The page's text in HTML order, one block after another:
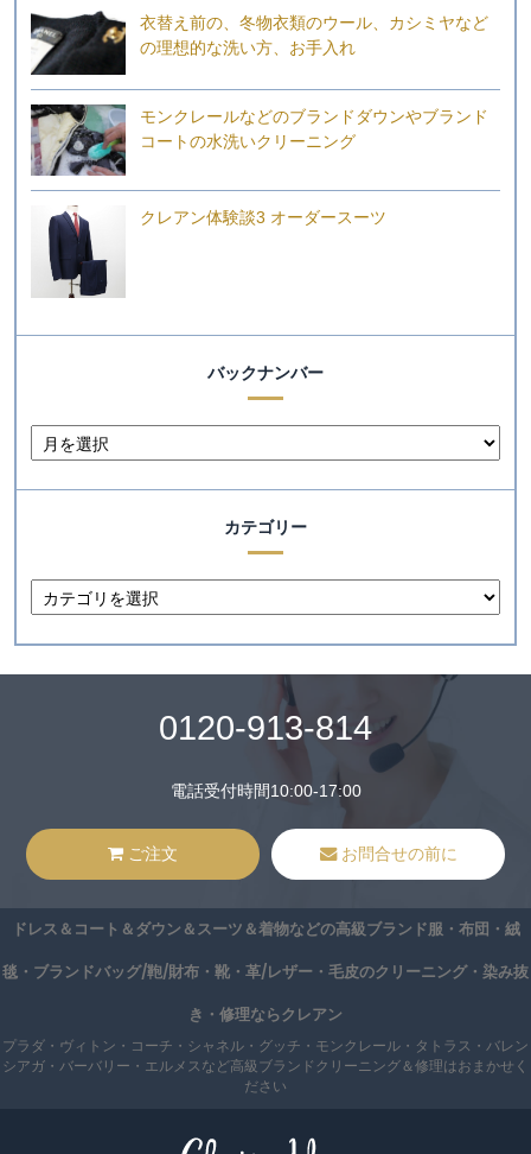
衣替え前の、冬物衣類のウール、カシミヤなど
の理想的な洗い方、お手入れ
モンクレールなどのブランドダウンやブランド
コートの水洗いクリーニング
クレアン体験談3 オーダースーツ
バックナンバー
カテゴリー
0120-913-814
電話受付時間10:00-17:00
ご注文 お問合せの前に
ドレス＆コート＆ダウン＆スーツ＆着物などの高級ブランド服・布団・絨
毯・ブランドバッグ/鞄/財布・靴・革/レザー・毛皮のクリーニング・染み抜
き・修理ならクレアン
プラダ・ヴィトン・コーチ・シャネル・グッチ・モンクレール・タトラス・バレン
シアガ・バーバリー・エルメスなど高級ブランドクリーニング＆修理はおまかせく
ださい